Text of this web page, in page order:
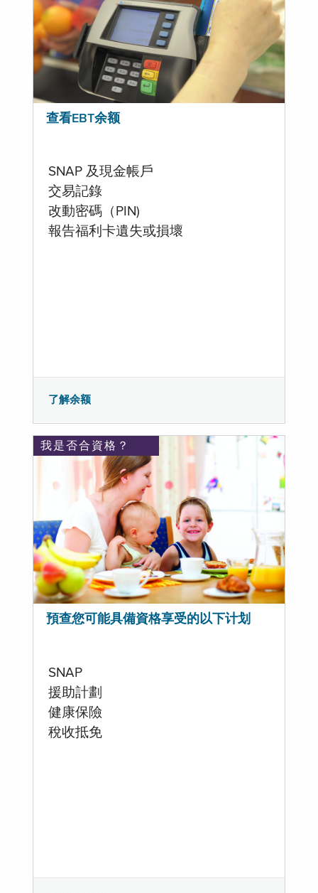
查看EBT余额
SNAP 及現金帳戶
交易記錄
改動密碼（PIN)
報告福利卡遺失或損壞
了解余额
我是否合資格？
預查您可能具備資格享受的以下计划
SNAP
援助計劃
健康保險
稅收抵免